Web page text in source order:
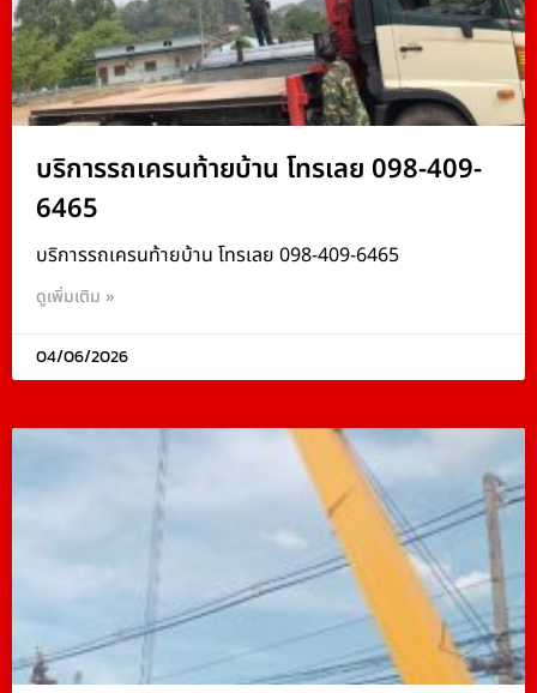
บริการรถเครนท้ายบ้าน โทรเลย 098-409-
6465
บริการรถเครนท้ายบ้าน โทรเลย 098-409-6465
ดูเพิ่มเติม »
04/06/2026